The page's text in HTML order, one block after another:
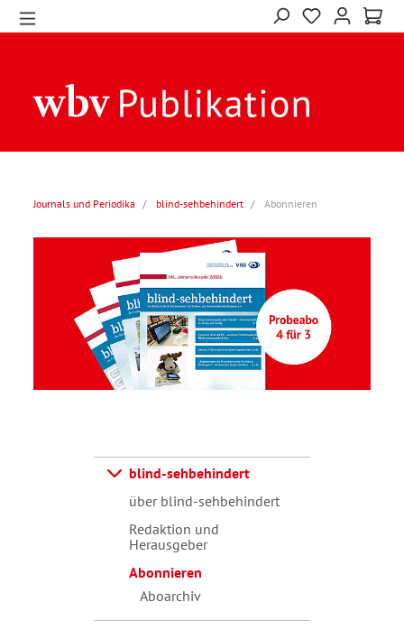
Journals und Periodika blind-sehbehindert Abonnieren
blind-sehbehindert
über blind-sehbehindert
Redaktion und
Herausgeber
Abonnieren
Aboarchiv